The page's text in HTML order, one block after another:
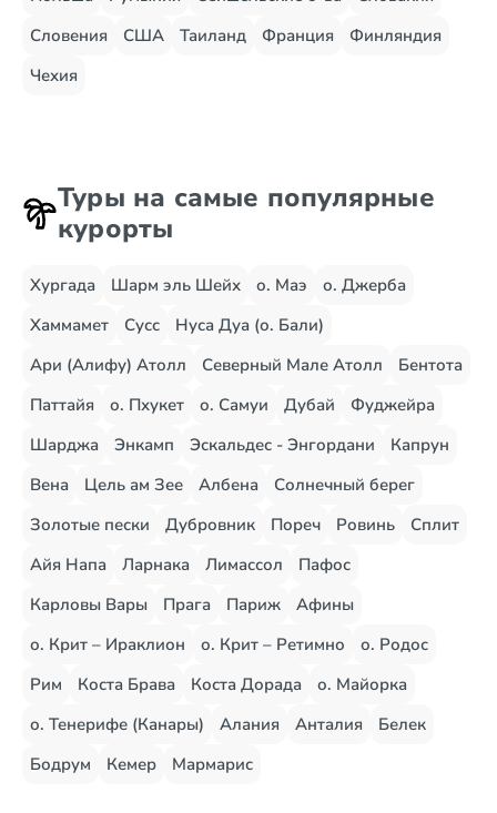
Словения
США Таиланд Франция
Финляндия
Чехия
Туры на самые популярные
курорты
Хургада Шарм эль Шейх о. Маэ
о. Джерба
Хаммамет
Сусс
Нуса Дуа (о. Бали)
Ари (Алифу) Атолл
Северный Мале Атолл
Бентота
Паттайя
о. Пхукет о. Самуи Дубай
Фуджейра
Шарджа
Энкамп Эскальдес - Энгордани
Капрун
Вена
Цель ам Зее Албена
Солнечный берег
Золотые пески
Дубровник Пореч Ровинь
Сплит
Айя Напа
Ларнака Лимассол
Пафос
Карловы Вары
Прага Париж
Афины
о. Крит – Ираклион
о. Крит – Ретимно
о. Родос
Рим
Коста Брава Коста Дорада
о. Майорка
о. Тенерифе (Канары)
Алания Анталия
Белек
Бодрум
Кемер Мармарис